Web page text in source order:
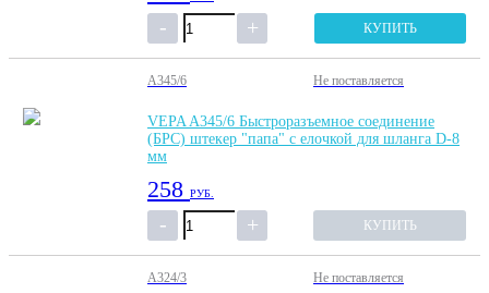
КУПИТЬ
A345/6 Не поставляется
VEPA A345/6 Быстроразъемное соединение
(БРС) штекер "папа" с елочкой для шланга D-8
мм
258 РУБ.
КУПИТЬ
A324/3 Не поставляется